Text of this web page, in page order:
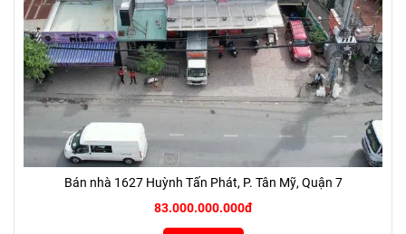
Bán nhà 1627 Huỳnh Tấn Phát, P. Tân Mỹ, Quận 7
83.000.000.000đ